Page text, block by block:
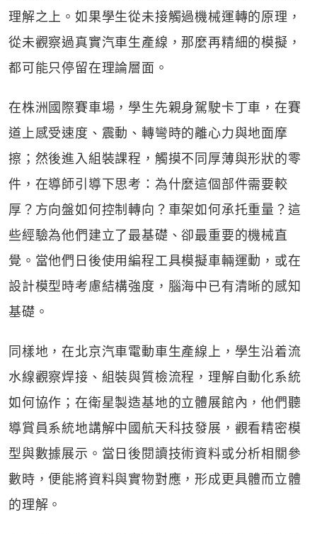
理解之上。如果學生從未接觸過機械運轉的原理，
從未觀察過真實汽車生產線，那麼再精細的模擬，
都可能只停留在理論層面。
在株洲國際賽車場，學生先親身駕駛卡丁車，在賽
道上感受速度、震動、轉彎時的離心力與地面摩
擦；然後進入組裝課程，觸摸不同厚薄與形狀的零
件，在導師引導下思考：為什麼這個部件需要較
厚？方向盤如何控制轉向？車架如何承托重量？這
些經驗為他們建立了最基礎、卻最重要的機械直
覺。當他們日後使用編程工具模擬車輛運動，或在
設計模型時考慮結構強度，腦海中已有清晰的感知
基礎。
同樣地，在北京汽車電動車生產線上，學生沿着流
水線觀察焊接、組裝與質檢流程，理解自動化系統
如何協作；在衛星製造基地的立體展館內，他們聽
導賞員系統地講解中國航天科技發展，觀看精密模
型與數據展示。當日後閱讀技術資料或分析相關參
數時，便能將資料與實物對應，形成更具體而立體
的理解。